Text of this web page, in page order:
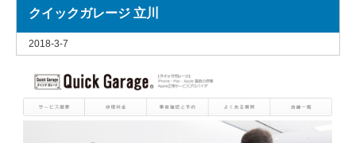
クイックガレージ 立川
2018-3-7